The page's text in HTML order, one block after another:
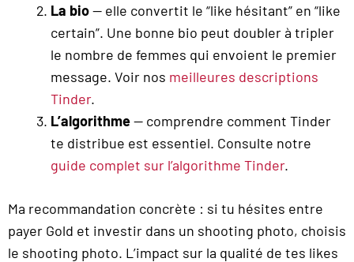
La bio— elle convertit le “like hésitant” en “like
certain”. Une bonne bio peut doubler à tripler
le nombre de femmes qui envoient le premier
message. Voir nos meilleures descriptions
Tinder.
L’algorithme— comprendre comment Tinder
te distribue est essentiel. Consulte notre
guide complet sur l’algorithme Tinder.
Ma recommandation concrète : si tu hésites entre
payer Gold et investir dans un shooting photo, choisis
le shooting photo. L’impact sur la qualité de tes likes